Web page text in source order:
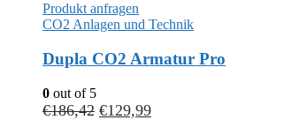
Produkt anfragen
CO2 Anlagen und Technik
Dupla CO2 Armatur Pro
0 out of 5
€186,42 €129,99